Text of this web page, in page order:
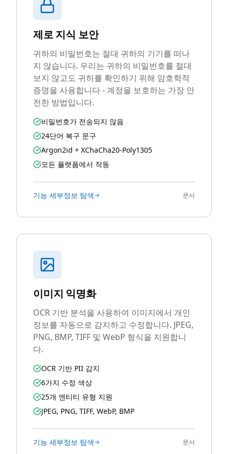
제로 지식 보안
귀하의 비밀번호는 절대 귀하의 기기를 떠나
지 않습니다. 우리는 귀하의 비밀번호를 절대
보지 않고도 귀하를 확인하기 위해 암호학적
증명을 사용합니다 - 계정을 보호하는 가장 안
전한 방법입니다.
비밀번호가 전송되지 않음
24단어 복구 문구
Argon2id + XChaCha20-Poly1305
모든 플랫폼에서 작동
기능 세부정보 탐색 문서
이미지 익명화
OCR 기반 분석을 사용하여 이미지에서 개인
정보를 자동으로 감지하고 수정합니다. JPEG,
PNG, BMP, TIFF 및 WebP 형식을 지원합니
다.
OCR 기반 PII 감지
6가지 수정 색상
25개 엔티티 유형 지원
JPEG, PNG, TIFF, WebP, BMP
기능 세부정보 탐색 문서